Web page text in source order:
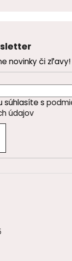
novinky či zľavy!
súhlasíte s
údajov